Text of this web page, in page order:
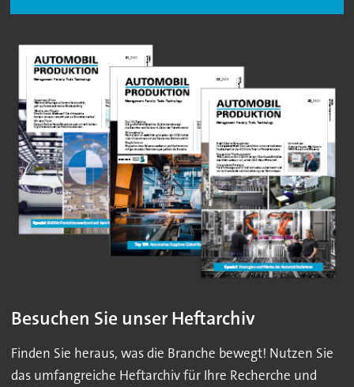
Besuchen Sie unser Heftarchiv
Finden Sie heraus, was die Branche bewegt! Nutzen Sie
das umfangreiche Heftarchiv für Ihre Recherche und